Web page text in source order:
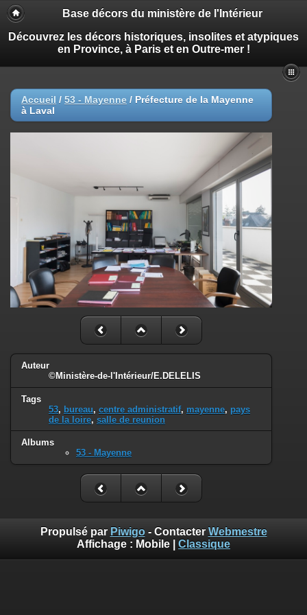
Base décors du ministère de l'Intérieur
Découvrez les décors historiques, insolites et atypiques
en Province, à Paris et en Outre-mer !
Accueil / 53 - Mayenne / Préfecture de la Mayenne
à Laval
Auteur
©Ministère-de-l'Intérieur/E.DELELIS
Tags
53, bureau, centre administratif, mayenne, pays
de la loire, salle de reunion
Albums
53 - Mayenne
Propulsé par Piwigo- Contacter Webmestre
Affichage : Mobile Classique